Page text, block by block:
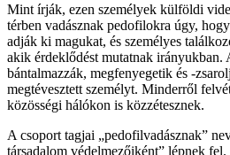
Mint írják, ezen személyek külföldi
térben vadásznak pedofilokra úgy,
adják ki magukat, és személyes
akik érdeklődést mutatnak irányukban.
bántalmazzák, megfenyegetik és -
megtévesztett személyt. Minderről
közösségi hálókon is közzétesznek.
A csoport tagjai „pedofilvadásznak”
társadalom védelmezőiként” lépnek fel.